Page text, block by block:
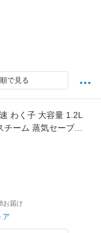
で見る
わく子 大容量 1.2L
チーム 蒸気セーブ
ガー魔法瓶 おしゃれ
ーヒー 細口 オフ ホ
お届け
ア